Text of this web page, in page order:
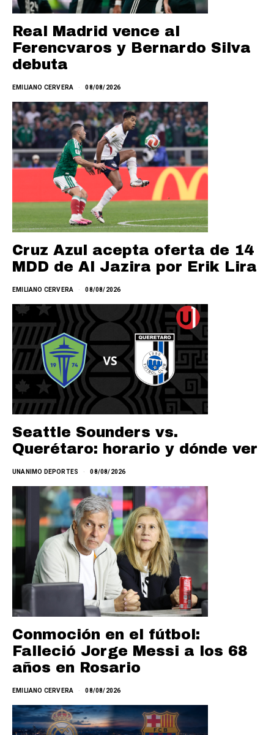
Real Madrid vence al
Ferencvaros y Bernardo Silva
debuta
EMILIANO CERVERA 08/08/2026
Cruz Azul acepta oferta de 14
MDD de Al Jazira por Erik Lira
EMILIANO CERVERA 08/08/2026
Seattle Sounders vs.
Querétaro: horario y dónde ver
UNANIMO DEPORTES 08/08/2026
Conmoción en el fútbol:
Falleció Jorge Messi a los 68
años en Rosario
EMILIANO CERVERA 08/08/2026